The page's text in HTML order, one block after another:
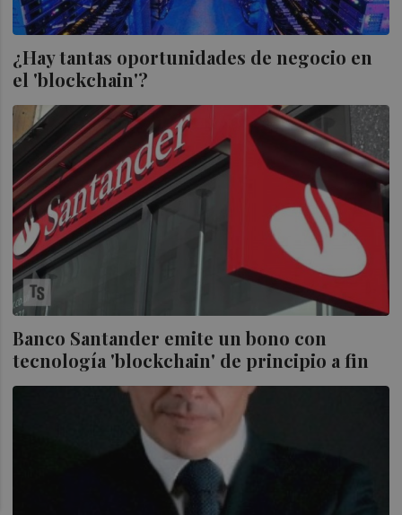
¿Hay tantas oportunidades de negocio en
el 'blockchain'?
Banco Santander emite un bono con
tecnología 'blockchain' de principio a fin